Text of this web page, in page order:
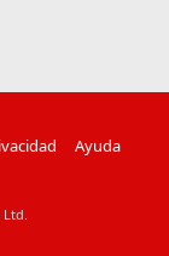
Ayuda
Ltd.